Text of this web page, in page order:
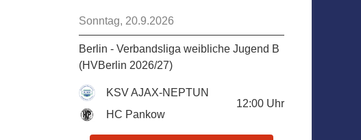
Sonntag, 20.9.2026
Berlin - Verbandsliga weibliche Jugend B
(HVBerlin 2026/27)
KSV AJAX-NEPTUN
HC Pankow
12:00 Uhr